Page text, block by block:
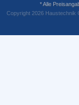
* Alle
Copyright 2026 Haustechnik